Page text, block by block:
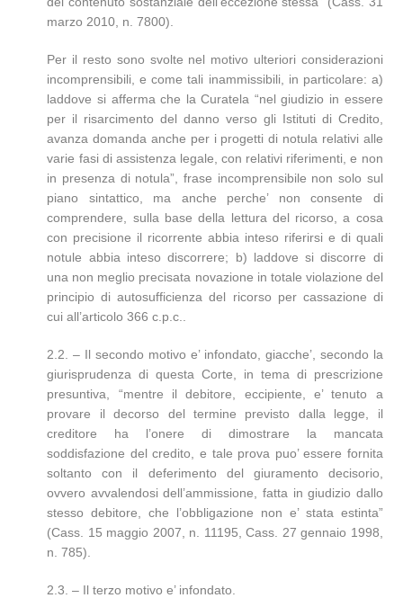
marzo 2010, n. 7800).
Per il resto sono svolte nel motivo ulteriori considerazioni
incomprensibili, e come tali inammissibili, in particolare: a)
laddove si afferma che la Curatela “nel giudizio in essere
per il risarcimento del danno verso gli Istituti di Credito,
avanza domanda anche per i progetti di notula relativi alle
varie fasi di assistenza legale, con relativi riferimenti, e non
in presenza di notula”, frase incomprensibile non solo sul
piano sintattico, ma anche perche’ non consente di
comprendere, sulla base della lettura del ricorso, a cosa
con precisione il ricorrente abbia inteso riferirsi e di quali
notule abbia inteso discorrere; b) laddove si discorre di
una non meglio precisata novazione in totale violazione del
principio di autosufficienza del ricorso per cassazione di
cui all’articolo 366 c.p.c..
2.2. – Il secondo motivo e’ infondato, giacche’, secondo la
giurisprudenza di questa Corte, in tema di prescrizione
presuntiva, “mentre il debitore, eccipiente, e’ tenuto a
provare il decorso del termine previsto dalla legge, il
creditore ha l’onere di dimostrare la mancata
soddisfazione del credito, e tale prova puo’ essere fornita
soltanto con il deferimento del giuramento decisorio,
ovvero avvalendosi dell’ammissione, fatta in giudizio dallo
stesso debitore, che l’obbligazione non e’ stata estinta”
(Cass. 15 maggio 2007, n. 11195, Cass. 27 gennaio 1998,
n. 785).
2.3. – Il terzo motivo e’ infondato.